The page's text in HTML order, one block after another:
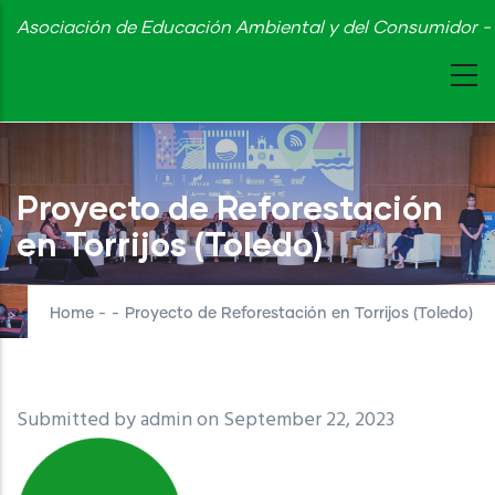
Skip
content
Asociación de Educación Ambiental y del Consumidor
Proyecto de Reforestación
en Torrijos (Toledo)
Home - - Proyecto de Reforestación en Torrijos (Toledo)
Submitted byadminon September 22, 2023